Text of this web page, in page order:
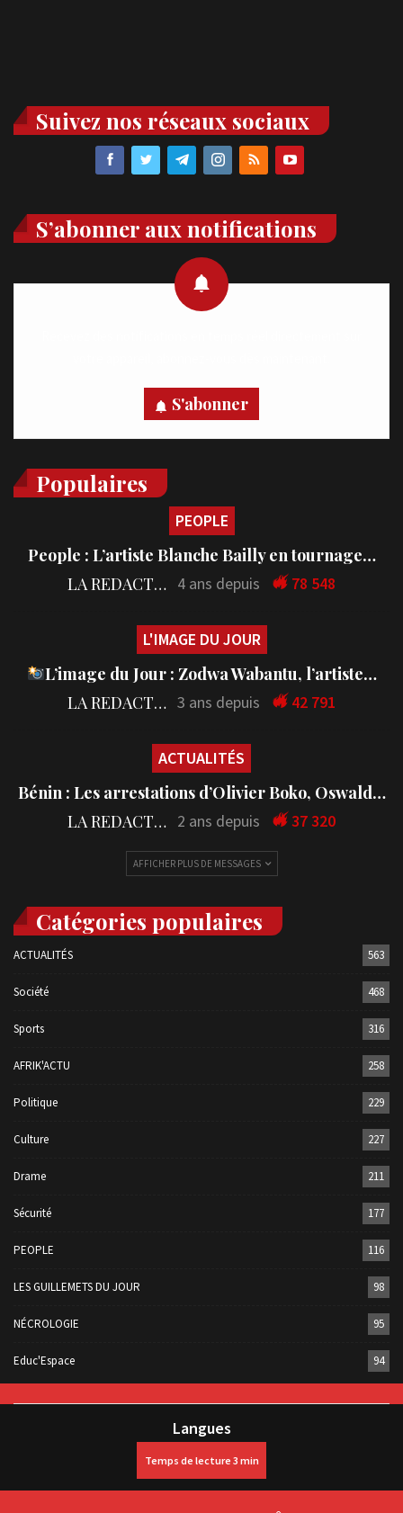
Suivez nos réseaux sociaux
S’abonner aux notifications
S'abonner
Populaires
PEOPLE
People : L’artiste Blanche Bailly en tournage…
LA REDACTION 4 ans depuis 78 548
L'IMAGE DU JOUR
L’image du Jour : Zodwa Wabantu, l’artiste…
LA REDACTION 3 ans depuis 42 791
ACTUALITÉS
Bénin : Les arrestations d’Olivier Boko, Oswald…
LA REDACTION 2 ans depuis 37 320
AFFICHER PLUS DE MESSAGES
Catégories populaires
ACTUALITÉS 563
Société 468
Sports 316
AFRIK'ACTU 258
Politique 229
Culture 227
Drame 211
Sécurité 177
PEOPLE 116
LES GUILLEMETS DU JOUR 98
NÉCROLOGIE 95
Educ'Espace 94
Langues